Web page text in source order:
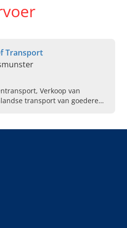
Transport
Verkoop van
transport van goederen,